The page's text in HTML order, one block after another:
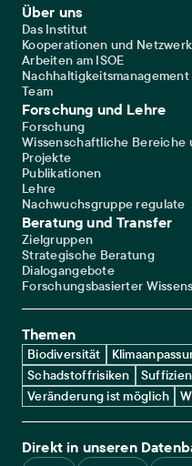
Footer Main Navigation
Über uns
Das Institut
Kooperationen und
Arbeiten am ISOE
Nachhaltigkeitsmanagement
Team
Forschung und Lehre
Forschung
Wissenschaftliche Bereiche
Projekte
Publikationen
Lehre
Nachwuchsgruppe regulate
Beratung und Transfer
Zielgruppen
Strategische Beratung
Dialogangebote
Forschungsbasierter
Themen
Biodiversität
Schadstoffrisiken
Veränderung ist möglich
Direkt in unseren